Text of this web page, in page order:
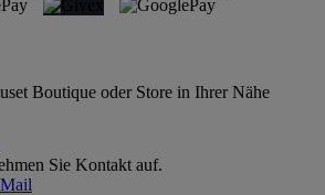
Boutique oder Store in Ihrer Nähe
Sie Kontakt auf.